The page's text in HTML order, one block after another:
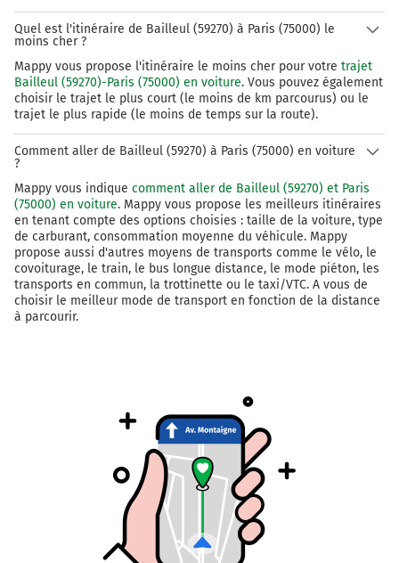
85 mètres
255 km
Tourner légèrement à droite sur Quai des
Célestins et continuer sur 400 mètres
255 km
Continuer Quai de l'Hôtel de Ville sur 600 mètres
256 km
Tourner à droite sur Place de l'Hôtel de Ville et
continuer sur 110 mètres
256 km
Quel est l'itinéraire de Bailleul (59270) à Paris (75000) le
moins cher ?
Mappy vous propose l'itinéraire le moins cher pour votre trajet
Bailleul (59270)-Paris (75000) en voiture. Vous pouvez également
choisir le trajet le plus court (le moins de km parcourus) ou le
trajet le plus rapide (le moins de temps sur la route).
Comment aller de Bailleul (59270) à Paris (75000) en voiture
?
Mappy vous indique comment aller de Bailleul (59270) et Paris
(75000) en voiture. Mappy vous propose les meilleurs itinéraires
en tenant compte des options choisies : taille de la voiture, type
de carburant, consommation moyenne du véhicule. Mappy
propose aussi d'autres moyens de transports comme le vélo, le
covoiturage, le train, le bus longue distance, le mode piéton, les
transports en commun, la trottinette ou le taxi/VTC. A vous de
choisir le meilleur mode de transport en fonction de la distance
à parcourir.